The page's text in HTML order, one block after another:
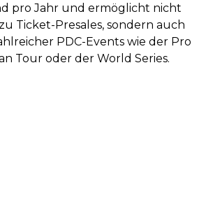
pro Jahr und ermöglicht nicht
Ticket-Presales, sondern auch
PDC-Events wie der Pro
Tour oder der World Series.